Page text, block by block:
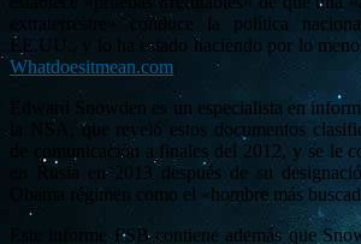
extraterrestre» conduce la política
EE.UU., y lo ha estado haciendo por lo
Whatdoesitmean.com
Edward Snowden es un especialista en
la NSA, que reveló estos documentos
de comunicación a finales del 2012, y se le
en Rusia en 2013 después de su
Obama régimen como el «hombre más
Este informe FSB contiene además que